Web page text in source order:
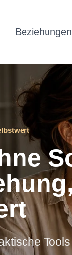
Beziehungen